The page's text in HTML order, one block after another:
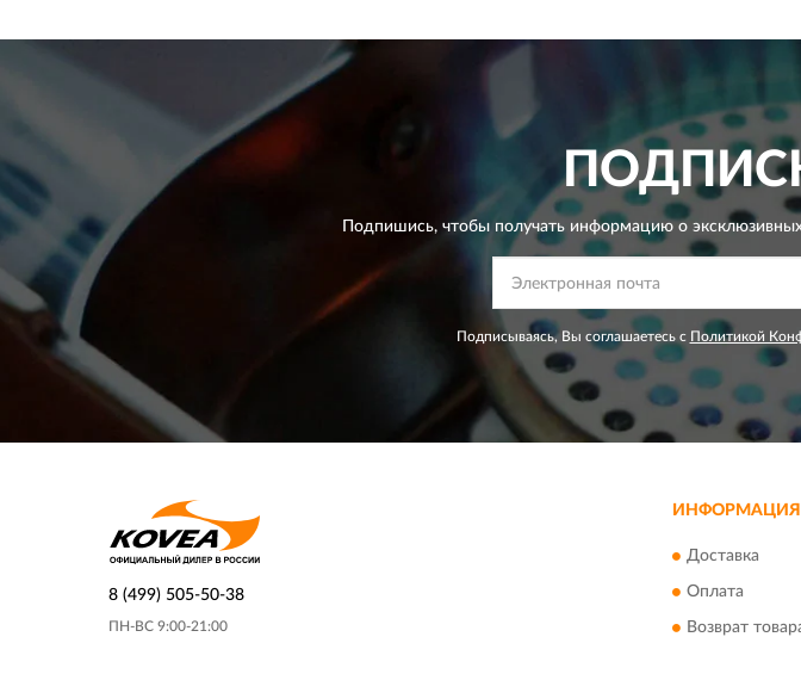
Подпишись, чтобы получать информацию о
Подписываясь, Вы соглашаетесь с Политикой
8 (499) 505-50-38
ПН-ВС 9:00-21:00
ИНФОРМАЦИЯ
Доставка
Оплата
Возврат